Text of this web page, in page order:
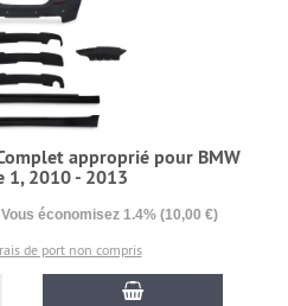
approprié pour BMW
1, 2010 - 2013
Vous économisez 1.4% (10,00 €)
de port non compris